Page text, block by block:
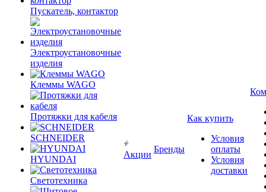
Пускатель, контактор
Электроустановочные
изделия
Клеммы WAGO
Протяжки для кабеля
SCHNEIDER
HYUNDAI
Светотехника
Акции
Бренды
Как купить
Условия
оплаты
Условия
доставки